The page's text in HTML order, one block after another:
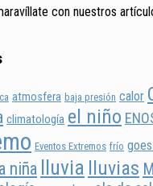
con nuestros
atmosfera baja presión calor
climatología el niño
Eventos Extremos frío
niña lluvia lluvias